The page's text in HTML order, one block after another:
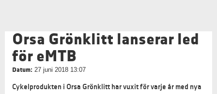
Orsa Grönklitt lanserar led
för eMTB
Datum: 27 juni 2018 13:07
Cykelprodukten i Orsa Grönklitt har vuxit för varje år med nya